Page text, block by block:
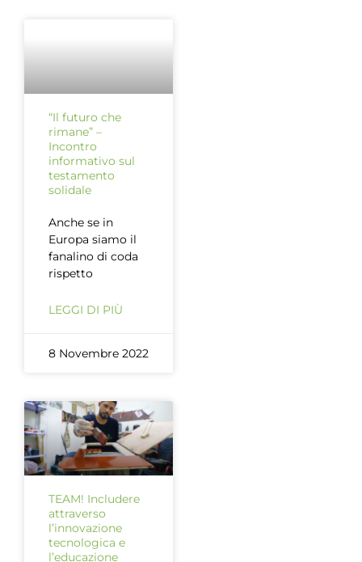
“Il futuro che
rimane” –
Incontro
informativo sul
testamento
solidale
Anche se in
Europa siamo il
fanalino di coda
rispetto
LEGGI DI PIÙ
8 Novembre 2022
TEAM! Includere
attraverso
l’innovazione
tecnologica e
l’educazione